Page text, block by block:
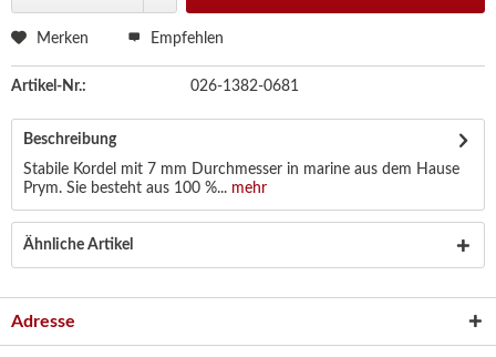
Merken Empfehlen
Artikel-Nr.: 026-1382-0681
Beschreibung
Stabile Kordel mit 7 mm Durchmesser in marine aus dem Hause
Prym. Sie besteht aus 100 %... mehr
Ähnliche Artikel
Adresse